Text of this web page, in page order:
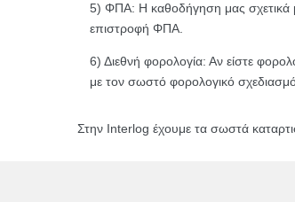
5) ΦΠΑ: Η καθοδήγηση μας σχετικά
επιστροφή ΦΠΑ.
6) Διεθνή φορολογία: Αν είστε
με τον σωστό φορολογικό
Στην Interlog έχουμε τα σωστά